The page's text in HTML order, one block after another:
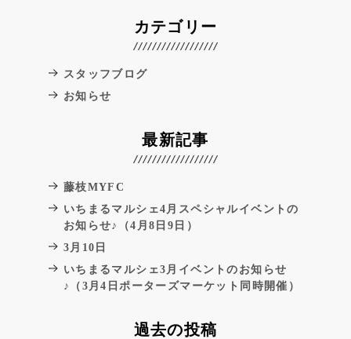
カテゴリー
スタッフブログ
お知らせ
最新記事
藤枝MYFC
いちまるマルシェ4月スペシャルイベントの
お知らせ♪（4月8日9日）
3月10日
いちまるマルシェ3月イベントのお知らせ
♪（3月4日ポーターズマーケット同時開催）
過去の投稿